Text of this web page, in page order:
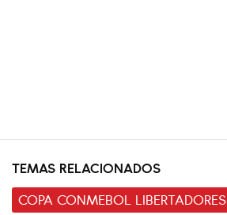
TEMAS RELACIONADOS
COPA CONMEBOL LIBERTADORES